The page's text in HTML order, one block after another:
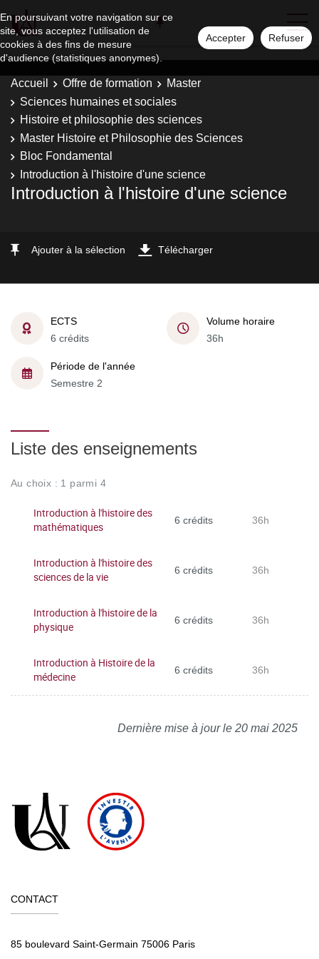
En poursuivant votre navigation sur ce
site, vous acceptez l'utilisation de
cookies à des fins de mesure
d'audience (statistiques anonymes).
Accepter Refuser
Accueil Offre de formation
Master
Sciences humaines et sociales
Histoire et philosophie des sciences
Master Histoire et Philosophie des Sciences
Bloc Fondamental
Introduction à l'histoire d'une science
Introduction à l'histoire d'une science
Ajouter à la sélection Télécharger
ECTS
6 crédits
Volume horaire
36h
Période de l'année
Semestre 2
Liste des enseignements
Au choix : 1 parmi 4
Introduction à l'histoire des
mathématiques
6 crédits 36h
Introduction à l'histoire des
sciences de la vie
6 crédits 36h
Introduction à l'histoire de la
physique
6 crédits 36h
Introduction à Histoire de la
médecine
6 crédits 36h
Dernière mise à jour le 20 mai 2025
CONTACT
85 boulevard Saint-Germain 75006 Paris